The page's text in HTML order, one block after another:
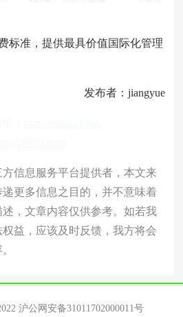
准，提供最具价值国际化管理
发布者：jiangyue
息服务平台提供者，本文来
更多信息之目的，并不意味着
，文章内容仅供参考。如若我
益，应该及时反馈，我方将会
沪公网安备31011702000011号